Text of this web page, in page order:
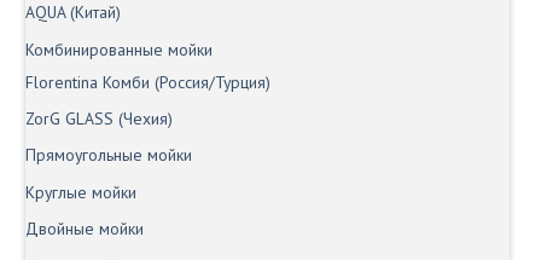
AQUA (Китай)
Комбинированные мойки
Florentina Комби (Россия/Турция)
ZorG GLASS (Чехия)
Прямоугольные мойки
Круглые мойки
Двойные мойки